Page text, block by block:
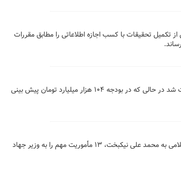
تحقیقات با کسب اجازه اطلاعاتی را مطابق مقررات
امسال ۱۵۶ هزار میلیارد تومان برای گندمکاران کشور پرداخت شد در حالی که در بودجه ۱۰۴ هزار میلیارد تومان پیش بینی
رئیس‌جمهور پس از رأی اعتماد سی خرداد مجلس شورای اسلامی به محمد علی نیکبخت، ۱۳ مأموریت مهم را به وزیر جهاد